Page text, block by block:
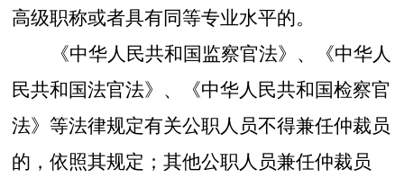
高级职称或者具有同等专业水平的。
《中华人民共和国监察官法》、《中华人
民共和国法官法》、《中华人民共和国检察官
法》等法律规定有关公职人员不得兼任仲裁员
的，依照其规定；其他公职人员兼任仲裁员